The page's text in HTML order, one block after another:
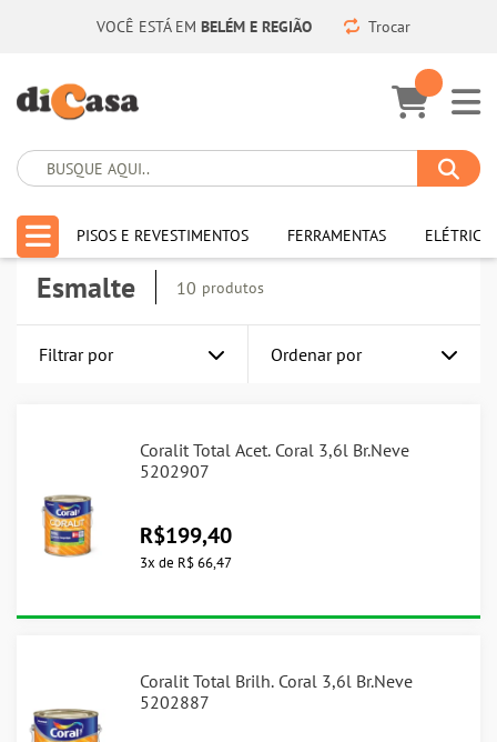
VOCÊ ESTÁ EM BELÉM E REGIÃO Trocar
PISOS E REVESTIMENTOS FERRAMENTAS ELÉTRICA
Esmalte 10 produtos
Filtrar por Ordenar por
Coralit Total Acet. Coral 3,6l Br.Neve
5202907
R$199,40
3x de R$ 66,47
Coralit Total Brilh. Coral 3,6l Br.Neve
5202887